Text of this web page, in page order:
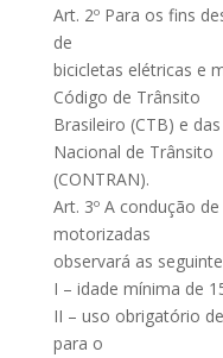
Art. 2º Para os fins
de
bicicletas elétricas e
Código de Trânsito
Brasileiro (CTB) e
Nacional de Trânsito
(CONTRAN).
Art. 3º A condução
motorizadas
observará as
I – idade mínima de
II – uso obrigatório
para o